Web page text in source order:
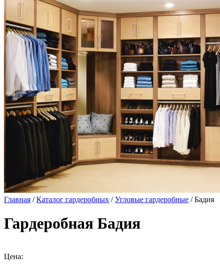
Главная /Каталог гардеробных /Угловые гардеробные / Бадия
Гардеробная Бадия
Цена: